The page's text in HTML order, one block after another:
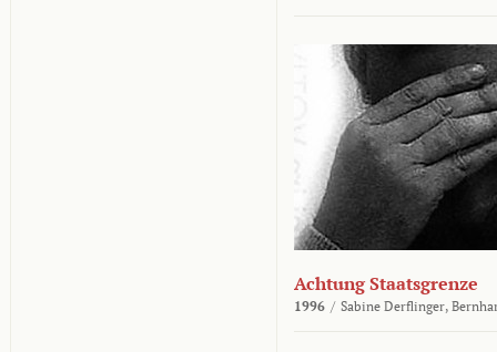
Achtung Staatsgrenze
1996 / Sabine Derflinger,